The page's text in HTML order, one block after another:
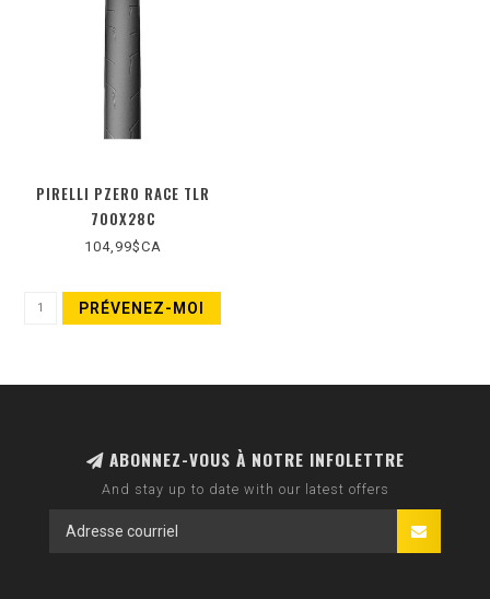
PIRELLI PZERO RACE TLR
700X28C
104,99$CA
PRÉVENEZ-MOI
ABONNEZ-VOUS À NOTRE INFOLETTRE
And stay up to date with our latest offers